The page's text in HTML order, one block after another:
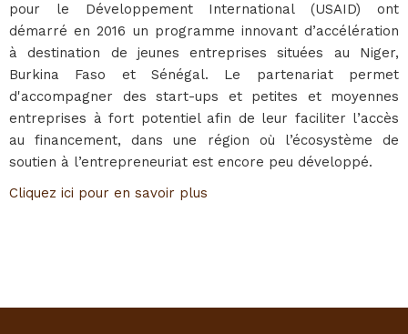
pour le Développement International (USAID) ont
démarré en 2016 un programme innovant d’accélération
à destination de jeunes entreprises situées au Niger,
Burkina Faso et Sénégal. Le partenariat permet
d'accompagner des start-ups et petites et moyennes
entreprises à fort potentiel afin de leur faciliter l’accès
au financement, dans une région où l’écosystème de
soutien à l’entrepreneuriat est encore peu développé.
Cliquez ici pour en savoir plus